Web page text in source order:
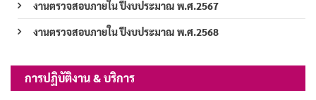
งานตรวจสอบภายใน ปีงบประมาณ พ.ศ.2567
งานตรวจสอบภายใน ปีงบประมาณ พ.ศ.2568
การปฏิบัติงาน & บริการ